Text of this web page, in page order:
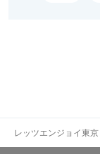
レッツエンジョイ東京